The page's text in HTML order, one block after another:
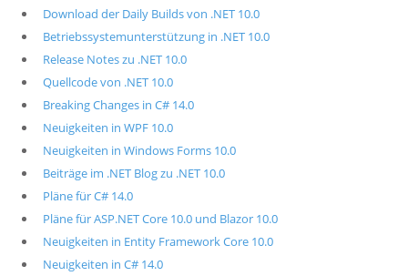
Download der Daily Builds von .NET 10.0
Betriebssystemunterstützung in .NET 10.0
Release Notes zu .NET 10.0
Quellcode von .NET 10.0
Breaking Changes in C# 14.0
Neuigkeiten in WPF 10.0
Neuigkeiten in Windows Forms 10.0
Beiträge im .NET Blog zu .NET 10.0
Pläne für C# 14.0
Pläne für ASP.NET Core 10.0 und Blazor 10.0
Neuigkeiten in Entity Framework Core 10.0
Neuigkeiten in C# 14.0